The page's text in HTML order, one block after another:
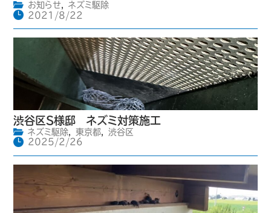
お知らせ,
ネズミ駆除
2021/8/22
渋谷区S様邸 ネズミ対策施工
ネズミ駆除, 東京都,
渋谷区
2025/2/26